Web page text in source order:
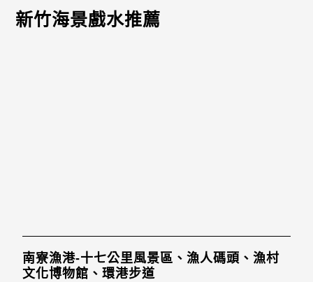
新竹海景戲水推薦
南寮漁港-十七公里風景區、漁人碼頭、漁村
文化博物館、環港步道